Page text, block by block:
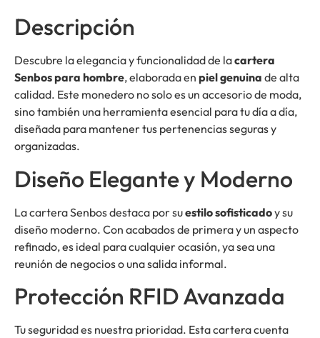
Descripción
Descubre la elegancia y funcionalidad de lacartera
Senbos para hombre, elaborada en piel genuina de alta
calidad. Este monedero no solo es un accesorio de moda,
sino también una herramienta esencial para tu día a día,
diseñada para mantener tus pertenencias seguras y
organizadas.
Diseño Elegante y Moderno
La cartera Senbos destaca por suestilo sofisticadoy su
diseño moderno. Con acabados de primera y un aspecto
refinado, es ideal para cualquier ocasión, ya sea una
reunión de negocios o una salida informal.
Protección RFID Avanzada
Tu seguridad es nuestra prioridad. Esta cartera cuenta